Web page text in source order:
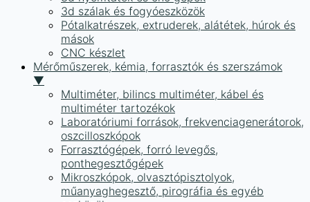
3d szálak és fogyóeszközök
Pótalkatrészek, extruderek, alátétek, húrok és
mások
CNC készlet
Mérőműszerek, kémia, forrasztók és szerszámok
▼
Multiméter, bilincs multiméter, kábel és
multiméter tartozékok
Laboratóriumi források, frekvenciagenerátorok,
oszcilloszkópok
Forrasztógépek, forró levegős,
ponthegesztőgépek
Mikroszkópok, olvasztópisztolyok,
műanyaghegesztő, pirográfia és egyéb